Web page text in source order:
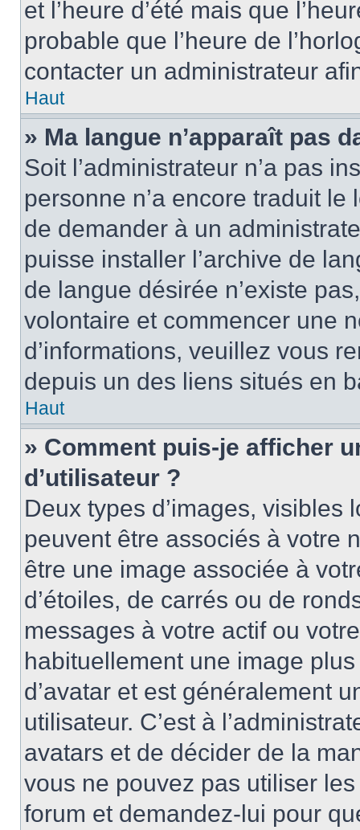
et l’heure d’été mais que
probable que l’heure de
contacter un administrateur
Haut
» Ma langue n’apparaît pas
Soit l’administrateur n’a pas
personne n’a encore traduit
de demander à un
puisse installer l’archive de
de langue désirée n’existe
volontaire et commencer une
d’informations, veuillez vous
depuis un des liens situés en
Haut
» Comment puis-je afficher
d’utilisateur ?
Deux types d’images,
peuvent être associés à votre
être une image associée à
d’étoiles, de carrés ou de
messages à votre actif ou
habituellement une image
d’avatar et est généralement
utilisateur. C’est à
avatars et de décider de la
vous ne pouvez pas utiliser
forum et demandez-lui pour